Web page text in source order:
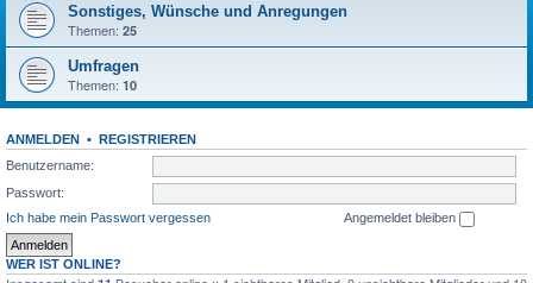
Sonstiges, Wünsche und Anregungen
Themen: 25
Umfragen
Themen: 10
ANMELDEN • REGISTRIEREN
Benutzername:
Passwort:
Ich habe mein Passwort vergessen
Angemeldet bleiben
WER IST ONLINE?